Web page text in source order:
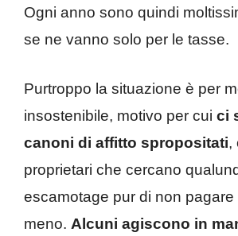
Ogni anno sono quindi
se ne vanno solo per le tasse.
Purtroppo la situazione è per
insostenibile, motivo per cui ci
canoni di affitto spropositati,
proprietari che cercano
escamotage pur di non pagare
meno. Alcuni agiscono in